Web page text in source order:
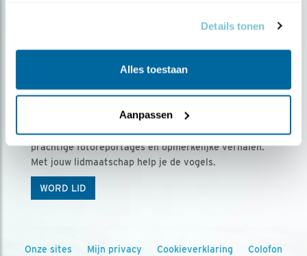
Details tonen
Alles toestaan
Aanpassen
Ontvang 5 x Vogels voor € 36,00 per jaar
Vogels is het tijdschrift voor onze leden, met
prachtige fotoreportages en opmerkelijke verhalen.
Met jouw lidmaatschap help je de vogels.
WORD LID
Onze sites Mijn privacy Cookieverklaring Colofon